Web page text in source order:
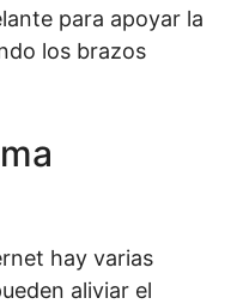
para apoyar la
los brazos
hay varias
aliviar el